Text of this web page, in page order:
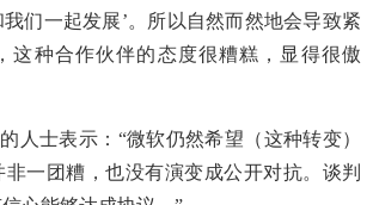
们一起发展’。所以自然而然地会导致紧
这种合作伙伴的态度很糟糕，显得很傲
人士表示：“微软仍然希望（这种转变）
一团糟，也没有演变成公开对抗。谈判